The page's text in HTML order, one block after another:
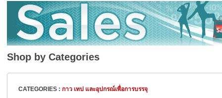
Shop by Categories
CATEGORIES : กาว เทป และอุปกรณ์เพื่อการบรรจุ